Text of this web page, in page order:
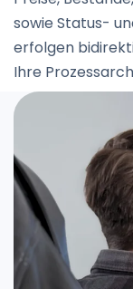
sowie Status-
erfolgen
Ihre